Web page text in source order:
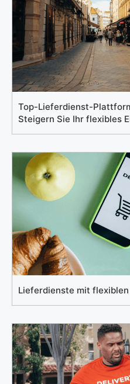
Top-Lieferdienst-
Steigern Sie Ihr flexibles
Lieferdienste mit